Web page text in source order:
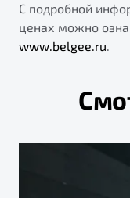
С подробной
ценах можно
www.belgee.ru.